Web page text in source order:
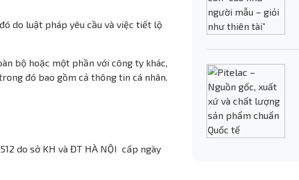
do luật pháp yêu cầu và việc tiết lộ
bộ hoặc một phần với công ty khác,
đó bao gồm cả thông tin cá nhân.
do sở KH và ĐT HÀ NỘI cấp ngày